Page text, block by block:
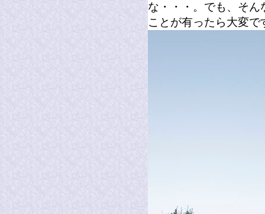
な・・・。でも、そ
ことが有ったら大変で